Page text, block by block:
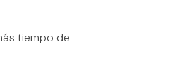
tiempo de